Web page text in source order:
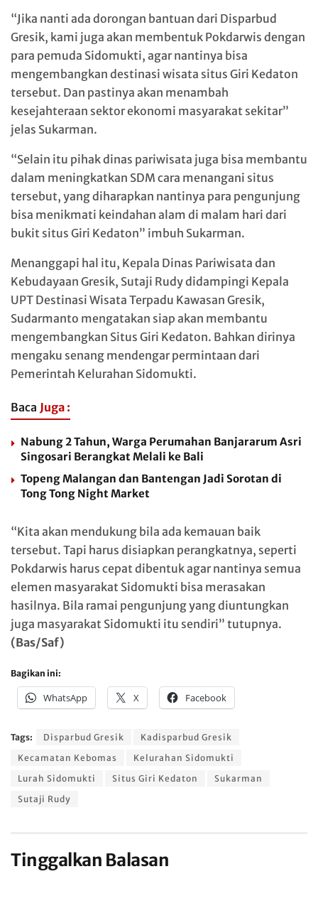
“Jika nanti ada dorongan bantuan dari Disparbud
Gresik, kami juga akan membentuk Pokdarwis dengan
para pemuda Sidomukti, agar nantinya bisa
mengembangkan destinasi wisata situs Giri Kedaton
tersebut. Dan pastinya akan menambah
kesejahteraan sektor ekonomi masyarakat sekitar”
jelas Sukarman.
“Selain itu pihak dinas pariwisata juga bisa membantu
dalam meningkatkan SDM cara menangani situs
tersebut, yang diharapkan nantinya para pengunjung
bisa menikmati keindahan alam di malam hari dari
bukit situs Giri Kedaton” imbuh Sukarman.
Menanggapi hal itu, Kepala Dinas Pariwisata dan
Kebudayaan Gresik, Sutaji Rudy didampingi Kepala
UPT Destinasi Wisata Terpadu Kawasan Gresik,
Sudarmanto mengatakan siap akan membantu
mengembangkan Situs Giri Kedaton. Bahkan dirinya
mengaku senang mendengar permintaan dari
Pemerintah Kelurahan Sidomukti.
Baca Juga :
Nabung 2 Tahun, Warga Perumahan Banjararum Asri
Singosari Berangkat Melali ke Bali
Topeng Malangan dan Bantengan Jadi Sorotan di
Tong Tong Night Market
“Kita akan mendukung bila ada kemauan baik
tersebut. Tapi harus disiapkan perangkatnya, seperti
Pokdarwis harus cepat dibentuk agar nantinya semua
elemen masyarakat Sidomukti bisa merasakan
hasilnya. Bila ramai pengunjung yang diuntungkan
juga masyarakat Sidomukti itu sendiri” tutupnya.
(Bas/Saf)
Bagikan ini:
WhatsApp X Facebook
Tags: Disparbud Gresik
Kadisparbud Gresik
Kecamatan Kebomas
Kelurahan Sidomukti
Lurah Sidomukti
Situs Giri Kedaton
Sukarman
Sutaji Rudy
Tinggalkan Balasan